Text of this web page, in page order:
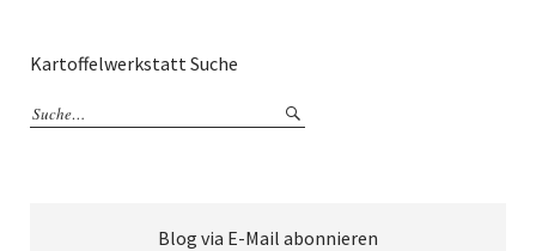
Kartoffelwerkstatt Suche
Blog via E-Mail abonnieren